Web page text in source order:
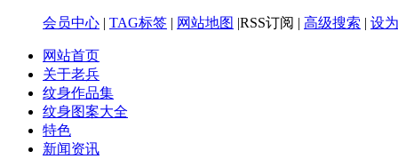
会员中心 | TAG标签 | 网站地图 |RSS订阅 | 高级搜索 | 设
网站首页
关于老兵
纹身作品集
纹身图案大全
特色
新闻资讯